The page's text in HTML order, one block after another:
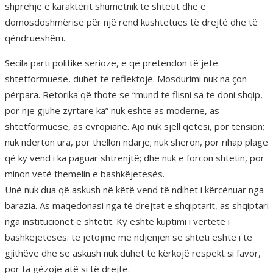
shprehje e karakterit shumetnik të shtetit dhe e
domosdoshmërisë për një rend kushtetues të drejtë dhe të
qëndrueshëm.
Secila parti politike serioze, e që pretendon të jetë
shtetformuese, duhet të reflektojë. Mosdurimi nuk na çon
përpara. Retorika që thotë se “mund të flisni sa të doni shqip,
por një gjuhë zyrtare ka” nuk është as moderne, as
shtetformuese, as evropiane. Ajo nuk sjell qetësi, por tension;
nuk ndërton ura, por thellon ndarje; nuk shëron, por rihap plagë
që ky vend i ka paguar shtrenjtë; dhe nuk e forcon shtetin, por
minon vetë themelin e bashkëjetesës.
Unë nuk dua që askush në këtë vend të ndihet i kërcënuar nga
barazia. As maqedonasi nga të drejtat e shqiptarit, as shqiptari
nga institucionet e shtetit. Ky është kuptimi i vërtetë i
bashkëjetesës: të jetojmë me ndjenjën se shteti është i të
gjithëve dhe se askush nuk duhet të kërkojë respekt si favor,
por ta gëzojë atë si të drejtë.